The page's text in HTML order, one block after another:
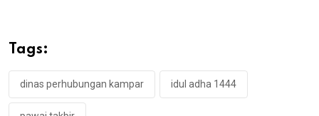
Tags:
dinas perhubungan kampar idul adha 1444